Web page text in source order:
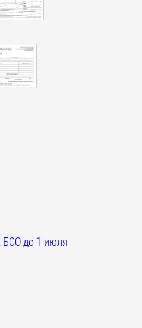
БСО до 1 июля